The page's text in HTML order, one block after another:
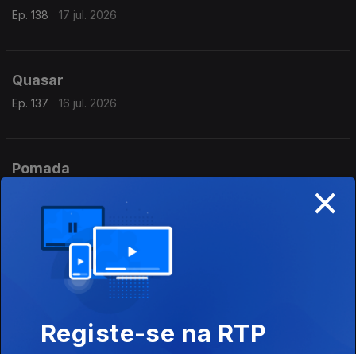
Ep. 138 17 jul. 2026
Quasar
Ep. 137 16 jul. 2026
Pomada
14 jul. 2026
Jovial
×
Registe-se na RTP